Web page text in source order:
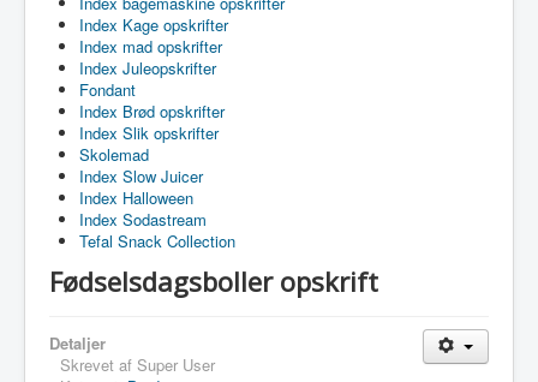
Index Kage opskrifter
Index mad opskrifter
Index Juleopskrifter
Fondant
Index Brød opskrifter
Index Slik opskrifter
Skolemad
Index Slow Juicer
Index Halloween
Index Sodastream
Tefal Snack Collection
Fødselsdagsboller opskrift
Detaljer
Skrevet af Super User